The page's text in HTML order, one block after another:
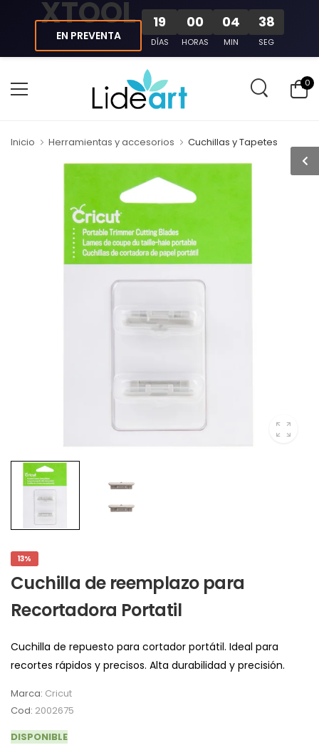
XTOOL
EN PREVENTA
19
DÍAS
00
HORAS
04
MIN
38
SEG
0
Inicio Herramientas y accesorios Cuchillas y Tapetes
13%
Cuchilla de reemplazo para
Recortadora Portatil
Cuchilla de repuesto para cortador portátil. Ideal para
recortes rápidos y precisos. Alta durabilidad y precisión.
Marca: Cricut
Cod: 2002675
DISPONIBLE